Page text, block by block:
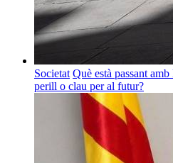
Societat Què està passant
perill o clau per al futur?